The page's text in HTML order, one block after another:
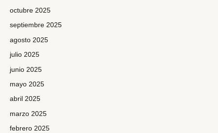
octubre 2025
septiembre 2025
agosto 2025
julio 2025
junio 2025
mayo 2025
abril 2025
marzo 2025
febrero 2025